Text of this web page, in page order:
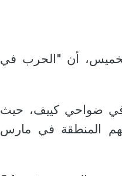
الخميس، أن "الحرب في
في ضواحي كييف، حيث
المنطقة في مارس